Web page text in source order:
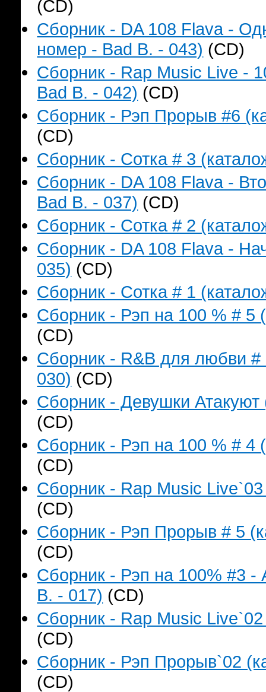
(CD)
Сборник - DA 108 Flava -
номер - Bad B. - 043) (CD)
Сборник - Rap Music Live -
Bad B. - 042) (CD)
Сборник - Рэп Прорыв #6
(CD)
Сборник - Сотка # 3
Сборник - DA 108 Flava -
Bad B. - 037) (CD)
Сборник - Сотка # 2
Сборник - DA 108 Flava -
035) (CD)
Сборник - Сотка # 1
Сборник - Рэп на 100 % # 5
(CD)
Сборник - R&B для любви
030) (CD)
Сборник - Девушки
(CD)
Сборник - Рэп на 100 % # 4
(CD)
Сборник - Rap Music
(CD)
Сборник - Рэп Прорыв # 5
(CD)
Сборник - Рэп на 100% #3
B. - 017) (CD)
Сборник - Rap Music
(CD)
Сборник - Рэп Прорыв`02
(CD)